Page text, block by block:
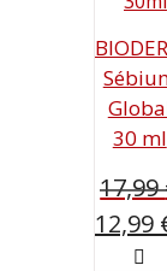
30 ml
17,99
Preis
12,99